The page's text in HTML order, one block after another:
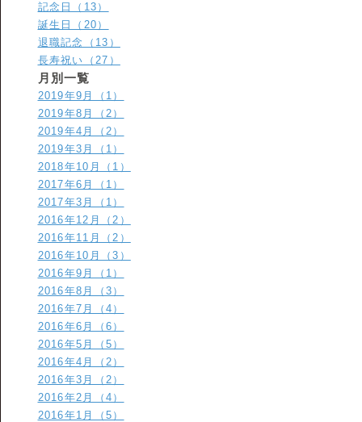
記念日（13）
誕生日（20）
退職記念（13）
長寿祝い（27）
月別一覧
2019年9月（1）
2019年8月（2）
2019年4月（2）
2019年3月（1）
2018年10月（1）
2017年6月（1）
2017年3月（1）
2016年12月（2）
2016年11月（2）
2016年10月（3）
2016年9月（1）
2016年8月（3）
2016年7月（4）
2016年6月（6）
2016年5月（5）
2016年4月（2）
2016年3月（2）
2016年2月（4）
2016年1月（5）